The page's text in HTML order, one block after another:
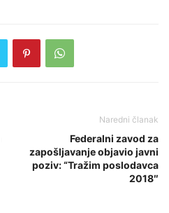
Naredni članak
Federalni zavod za
zapošljavanje objavio javni
poziv: “Tražim poslodavca
2018″